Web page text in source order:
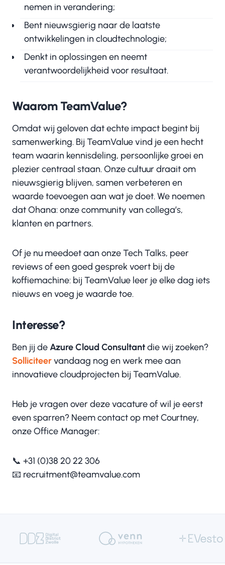
nemen in verandering;
Bent nieuwsgierig naar de laatste
ontwikkelingen in cloudtechnologie;
Denkt in oplossingen en neemt
verantwoordelijkheid voor resultaat.
Waarom TeamValue?
Omdat wij geloven dat echte impact begint bij
samenwerking. Bij TeamValue vind je een hecht
team waarin kennisdeling, persoonlijke groei en
plezier centraal staan. Onze cultuur draait om
nieuwsgierig blijven, samen verbeteren en
waarde toevoegen aan wat je doet. We noemen
dat Ohana: onze community van collega’s,
klanten en partners.
Of je nu meedoet aan onze Tech Talks, peer
reviews of een goed gesprek voert bij de
koffiemachine: bij TeamValue leer je elke dag iets
nieuws en voeg je waarde toe.
Interesse?
Ben jij deAzure Cloud Consultantdie wij zoeken?
Solliciteervandaag nog en werk mee aan
innovatieve cloudprojecten bij TeamValue.
Heb je vragen over deze vacature of wil je eerst
even sparren? Neem contact op met Courtney,
onze Office Manager:
📞 +31 (0)38 20 22 306
📧 recruitment@teamvalue.com